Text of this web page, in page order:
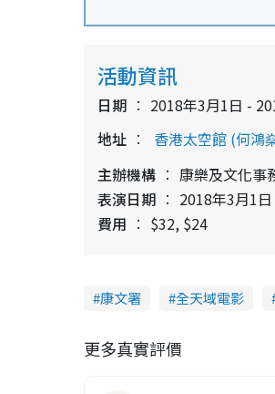
活動資訊
日期
2018年3月1日 -
地址
香港太空館 (何鴻
主辦機構
康樂及文化事
表演日期
2018年3月1
費用
$32, $24
康文署 全天域電影
更多真實評價